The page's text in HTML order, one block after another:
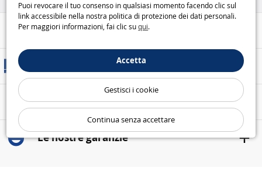
Puoi revocare il tuo consenso in qualsiasi momento facendo clic sul
link accessibile nella nostra politica di protezione dei dati personali.
Per maggiori informazioni, fai clic suqui.
Accetta
Gestisci i cookie
Continua senza accettare
Aiuto / Contatti
Metodi di consegna
Pagamento sicuro
Le nostre garanzie